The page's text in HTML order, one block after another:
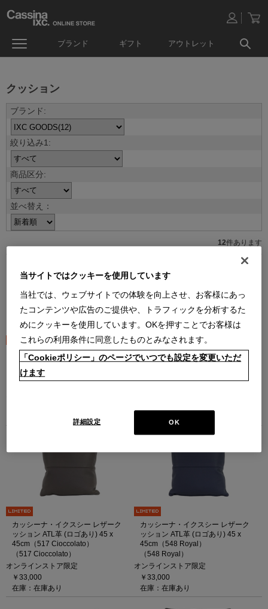
ブランド ギフト アウトレット
クッション
並べ替え：
12件あります
カッシーナ・イクスシー レザーク
ッション ATL革 (ロゴあり) 45 x
45cm（502 Latte）
（502 Latte）
カッシーナ・イクスシー レザーク
ッション ATL革 (ロゴあり) 45 x
（507 Terra）
カッシーナ・イクスシー レザーク
ッション ATL革 (ロゴあり) 45 x
45cm（517 Cioccolato）
（517 Cioccolato）
オンラインストア限定
￥33,000
在庫：在庫あり
カッシーナ・イクスシー レザーク
ッション ATL革 (ロゴあり) 45 x
45cm（548 Royal）
（548 Royal）
オンラインストア限定
￥33,000
在庫：在庫あり
当サイトではクッキーを使用しています
当社では、ウェブサイトでの体験を向上させ、お客様にあっ
たコンテンツや広告のご提供や、トラフィックを分析するた
めにクッキーを使用しています。OKを押すことでお客様は
これらの利用条件に同意したものとみなされます。
「Cookieポリシー」のページでいつでも設定を変更いただ
けます
OK
詳細設定